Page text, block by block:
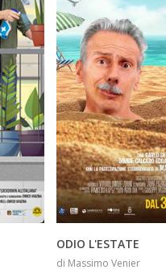
ODIO L'ESTATE
di Massimo Venier